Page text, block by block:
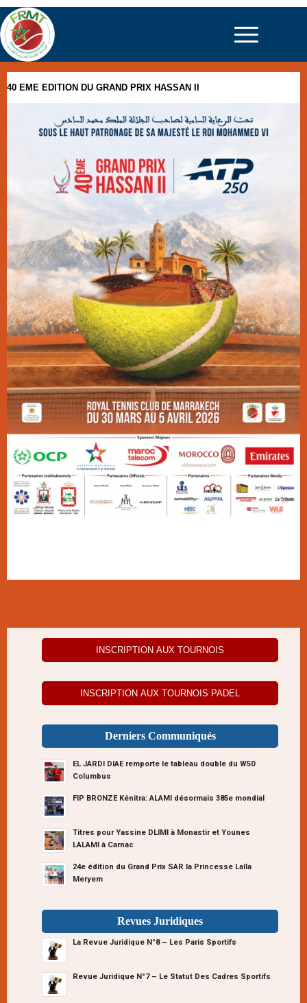
40 EME EDITION DU GRAND PRIX HASSAN II
INSCRIPTION AUX TOURNOIS
INSCRIPTION AUX TOURNOIS PADEL
Derniers Communiqués
EL JARDI DIAE remporte le tableau double du W50
Columbus
FIP BRONZE Kénitra: ALAMI désormais 385e mondial
Titres pour Yassine DLIMI à Monastir et Younes
LALAMI à Carnac
24e édition du Grand Prix SAR la Princesse Lalla
Meryem
Revues Juridiques
La Revue Juridique N°8 – Les Paris Sportifs
Revue Juridique N°7 – Le Statut Des Cadres Sportifs